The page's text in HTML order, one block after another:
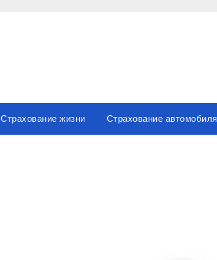
Страхование жизни Страхование автомобиля